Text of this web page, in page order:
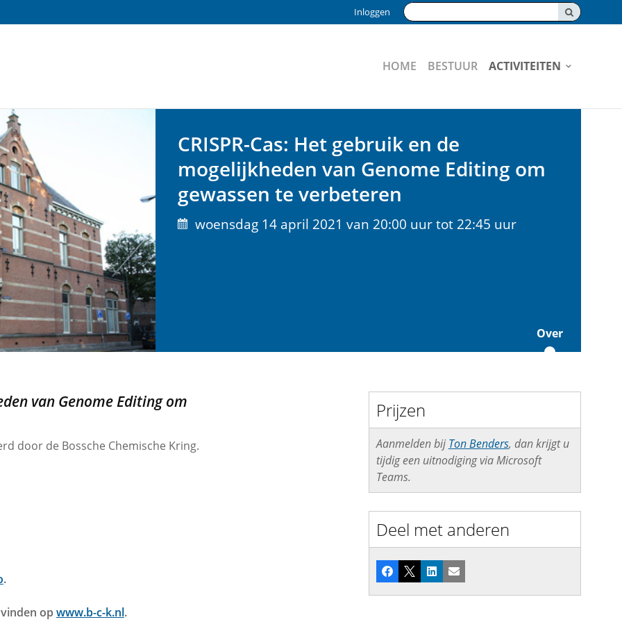
Zoeken:
Inloggen
HOME BESTUUR ACTIVITEITEN
CRISPR-Cas: Het gebruik en de
mogelijkheden van Genome Editing om
gewassen te verbeteren
woensdag 14 april 2021 van 20:00 uur tot 22:45 uur
Over
van Genome Editing om
door de Bossche Chemische Kring.
.
op www.b-c-k.nl.
Prijzen
Aanmelden bij Ton Benders, dan krijgt u
tijdig een uitnodiging via Microsoft
Teams.
Deel met anderen
Facebook
X LinkedInE-mail